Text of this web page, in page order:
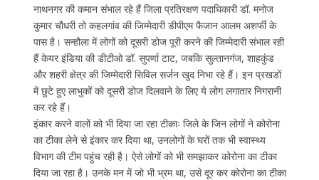
नाथनगर की कमान संभाल रहे हैं जिला प्रतिरक्षण पदाधिकारी डॉ. मनोज
कुमार चौधरी तो कहलगांव की जिम्मेदारी डीपीएम फैजान आलम अशर्फी के
पास है। सन्हौला में लोगों को दूसरी डोज पूरी करने की जिम्मेदारी संभाल रही
हैं केयर इंडिया की डीटीओ डॉ. सुपर्णा टाट, जबकि सुल्तानगंज, शाहकुंड
और शहरी क्षेत्र की जिम्मेदारी सिविल सर्जन खुद निभा रहे हैं। इन प्रखडों
में छुटे हुए लाभुकों को दूसरी डोज दिलवाने के लिए ये लोग लगातार निगरानी
कर रहे हैं।
इंकार करने वालों को भी दिया जा रहा टीकाः जिले के जिन लोगों ने कोरोना
का टीका लेने से इंकार कर दिया था, उनलोगों के घरों तक भी स्वास्थ्य
विभाग की टीम पहुंच रही है। ऐसे लोगों को भी समझाकर कोरोना का टीका
दिया जा रहा है। उनके मन में जो भी भ्रम था, उसे दूर कर कोरोना का टीका